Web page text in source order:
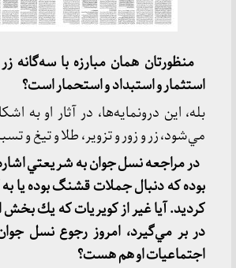
منظورتان همان مبارزه با سه‌گانه
استثمار و استبداد و استحمار است؟
بله، اين درونمايه‌ها، در آثار او به
مي‌شود، زر و زور و تزوير، طلا و تيغ و
در مراجعه نسل جوان به شريعتي
بوده كه دنبال جملات قشنگ بوده يا به
كرديد. آيا غير از كويريات كه يك بخش
در بر مي‌گيرد، امروز رجوع نسل
اجتماعيات او هم هست؟